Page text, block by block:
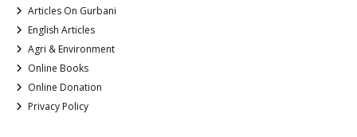
Articles On Gurbani
English Articles
Agri & Environment
Online Books
Online Donation
Privacy Policy